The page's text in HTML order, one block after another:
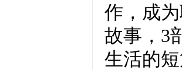
作，成
故事，3
生活的